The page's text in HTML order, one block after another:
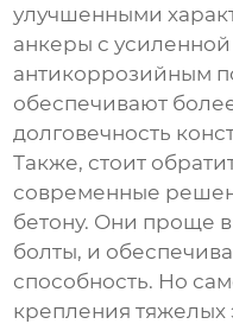
улучшенными
анкеры с
антикоррозийным
обеспечивают
долговечность
Также, стоит
современные
бетону. Они проще
болты, и
способность. Но
крепления